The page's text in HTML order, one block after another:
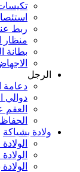
ربط
منظار
بطانة
الرجل
دعامة
دوالي
العقم
ولادة بشياكة